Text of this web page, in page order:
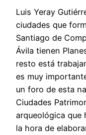
Luis Yeray
ciudades que
Santiago de
Ávila tienen
resto está
es muy
un foro de esta
Ciudades
arqueológica que
la hora de